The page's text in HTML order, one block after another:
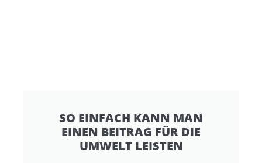
SO EINFACH KANN MAN
EINEN BEITRAG FÜR DIE
UMWELT LEISTEN